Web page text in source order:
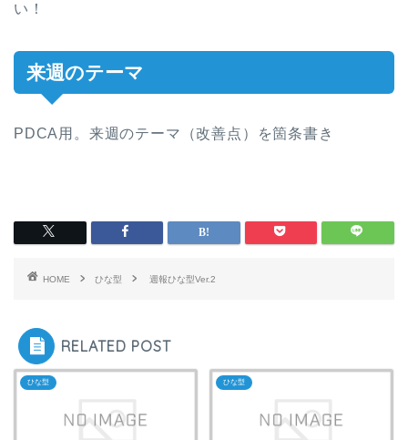
い！
来週のテーマ
PDCA用。来週のテーマ（改善点）を箇条書き
HOME ひな型 週報ひな型Ver.2
RELATED POST
ひな型 ひな型